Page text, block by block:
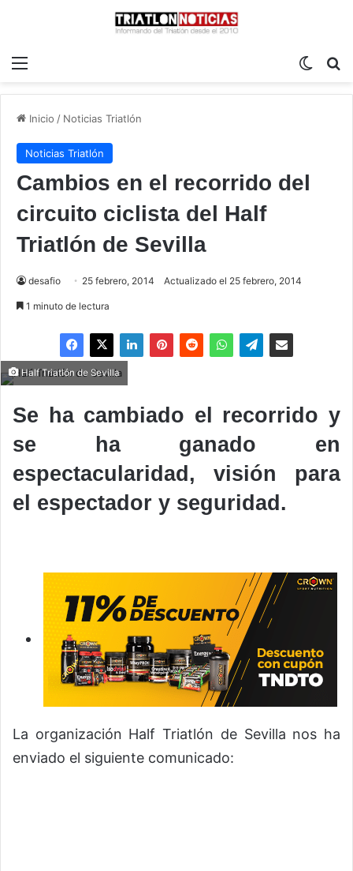
Inicio / Noticias Triatlón
Noticias Triatlón
Cambios en el recorrido del
circuito ciclista del Half
Triatlón de Sevilla
desafio 25 febrero, 2014 Actualizado el 25 febrero, 2014
1 minuto de lectura
Half Triatlón de Sevilla
Se ha cambiado el recorrido y
se ha ganado en
espectacularidad, visión para
el espectador y seguridad.
La organización Half Triatlón de Sevilla nos ha
enviado el siguiente comunicado: